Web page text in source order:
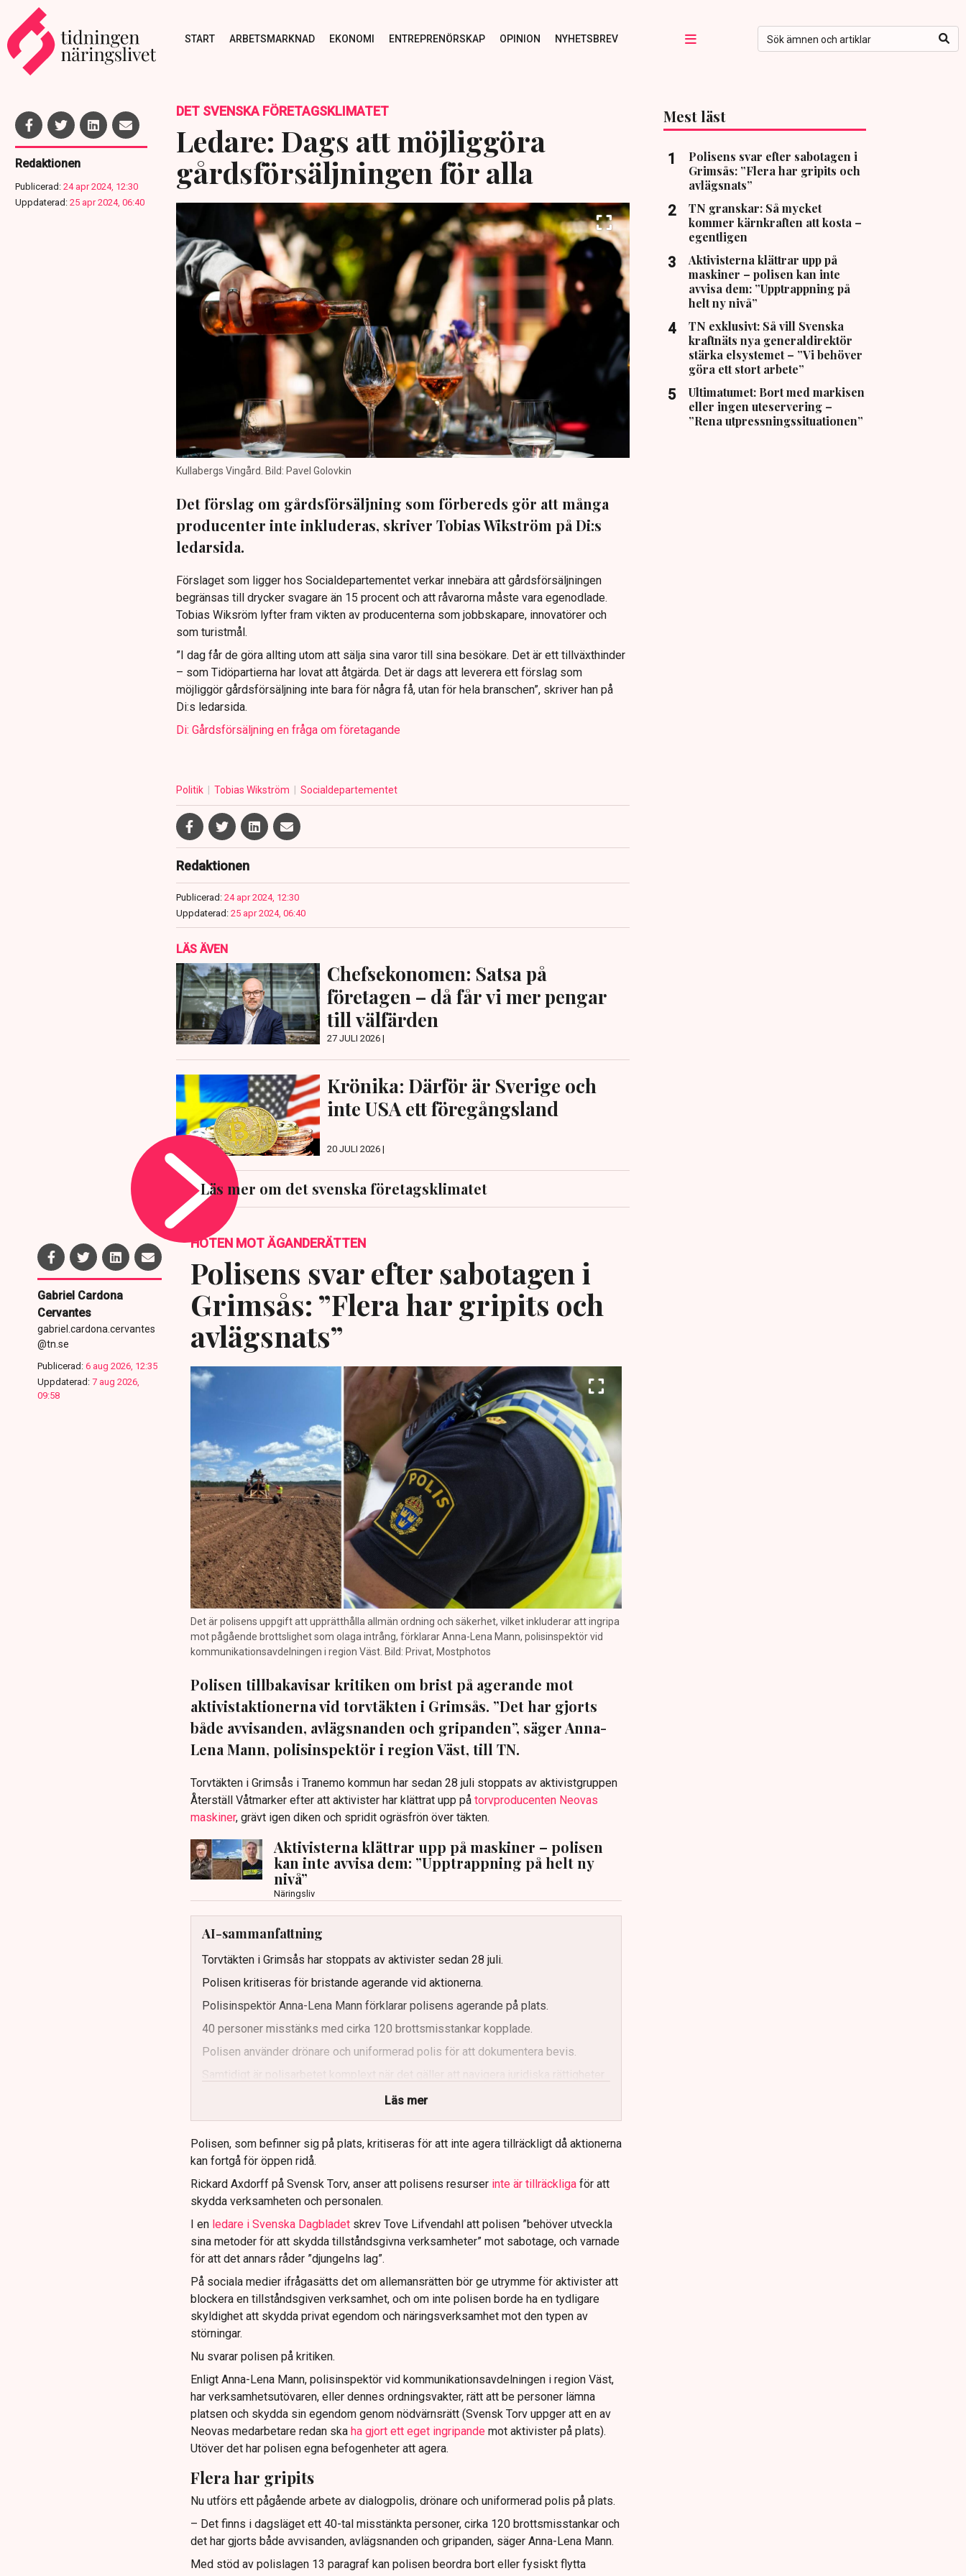
START ARBETSMARKNAD EKONOMI ENTREPRENÖRSKAP OPINION NYHETSBREV
Redaktionen
Publicerad: 24 apr 2024, 12:30
Uppdaterad: 25 apr 2024, 06:40
DET SVENSKA FÖRETAGSKLIMATET
Ledare: Dags att möjliggöra
gårdsförsäljningen för alla
Kullabergs Vingård. Bild: Pavel Golovkin
Det förslag om gårdsförsäljning som förbereds gör att många
producenter inte inkluderas, skriver Tobias Wikström på Di:s
ledarsida.
Förslaget som ligger hos Socialdepartementet verkar innebära att gårdsförsäljningen
begränsas till drycker svagare än 15 procent och att råvarorna måste vara egenodlade.
Tobias Wiksröm lyfter fram vikten av producenterna som jobbskapare, innovatörer och
som turistmål.
”I dag får de göra allting utom att sälja sina varor till sina besökare. Det är ett tillväxthinder
– som Tidöpartierna har lovat att åtgärda. Det är dags att leverera ett förslag som
möjliggör gårdsförsäljning inte bara för några få, utan för hela branschen”, skriver han på
Di:s ledarsida.
Di: Gårdsförsäljning en fråga om företagande
Politik Tobias Wikström Socialdepartementet
Redaktionen
Publicerad: 24 apr 2024, 12:30
Uppdaterad: 25 apr 2024, 06:40
LÄS ÄVEN
Chefsekonomen: Satsa på
företagen – då får vi mer pengar
till välfärden
27 JULI 2026 |
Krönika: Därför är Sverige och
inte USA ett föregångsland
20 JULI 2026 |
Läs mer om det svenska företagsklimatet
Mest läst
Polisens svar efter sabotagen i
Grimsås: ”Flera har gripits och
avlägsnats”
TN granskar: Så mycket
kommer kärnkraften att kosta –
egentligen
Aktivisterna klättrar upp på
maskiner – polisen kan inte
avvisa dem: ”Upptrappning på
helt ny nivå”
TN exklusivt: Så vill Svenska
kraftnäts nya generaldirektör
stärka elsystemet – ”Vi behöver
göra ett stort arbete”
Ultimatumet: Bort med markisen
eller ingen uteservering –
”Rena utpressningssituationen”
Gabriel Cardona
Cervantes
gabriel.cardona.cervantes
@tn.se
Publicerad: 6 aug 2026, 12:35
Uppdaterad: 7 aug 2026,
09:58
HOTEN MOT ÄGANDERÄTTEN
Polisens svar efter sabotagen i
Grimsås: ”Flera har gripits och
avlägsnats”
Det är polisens uppgift att upprätthålla allmän ordning och säkerhet, vilket inkluderar att ingripa
mot pågående brottslighet som olaga intrång, förklarar Anna-Lena Mann, polisinspektör vid
kommunikationsavdelningen i region Väst. Bild: Privat, Mostphotos
Polisen tillbakavisar kritiken om brist på agerande mot
aktivistaktionerna vid torvtäkten i Grimsås. ”Det har gjorts
både avvisanden, avlägsnanden och gripanden”, säger Anna-
Lena Mann, polisinspektör i region Väst, till TN.
Torvtäkten i Grimsås i Tranemo kommun har sedan 28 juli stoppats av aktivistgruppen
Återställ Våtmarker efter att aktivister har klättrat upp påtorvproducenten Neovas
maskiner, grävt igen diken och spridit ogräsfrön över täkten.
Aktivisterna klättrar upp på maskiner – polisen
kan inte avvisa dem: ”Upptrappning på helt ny
nivå”
Näringsliv
AI-sammanfattning
Torvtäkten i Grimsås har stoppats av aktivister sedan 28 juli.
Polisen kritiseras för bristande agerande vid aktionerna.
Polisinspektör Anna-Lena Mann förklarar polisens agerande på plats.
40 personer misstänks med cirka 120 brottsmisstankar kopplade.
Polisen använder drönare och uniformerad polis för att dokumentera bevis.
Samtidigt är polisarbetet komplext när det gäller att navigera juridiska rättigheter
Läs mer
Polisen, som befinner sig på plats, kritiseras för att inte agera tillräckligt då aktionerna
kan fortgå för öppen ridå.
Rickard Axdorff på Svensk Torv, anser att polisens resurser inte är tillräckliga för att
skydda verksamheten och personalen.
I en ledare i Svenska Dagbladet skrev Tove Lifvendahl att polisen ”behöver utveckla
sina metoder för att skydda tillståndsgivna verksamheter” mot sabotage, och varnade
för att det annars råder ”djungelns lag”.
På sociala medier ifrågasätts det om allemansrätten bör ge utrymme för aktivister att
blockera en tillståndsgiven verksamhet, och om inte polisen borde ha en tydligare
skyldighet att skydda privat egendom och näringsverksamhet mot den typen av
störningar.
Nu svarar polisen på kritiken.
Enligt Anna-Lena Mann, polisinspektör vid kommunikationsavdelningen i region Väst,
har verksamhetsutövaren, eller dennes ordningsvakter, rätt att be personer lämna
platsen och skydda sin egendom genom nödvärnsrätt (Svensk Torv uppger att en av
Neovas medarbetare redan ska ha gjort ett eget ingripande mot aktivister på plats).
Utöver det har polisen egna befogenheter att agera.
Flera har gripits
Nu utförs ett pågående arbete av dialogpolis, drönare och uniformerad polis på plats.
– Det finns i dagsläget ett 40-tal misstänkta personer, cirka 120 brottsmisstankar och
det har gjorts både avvisanden, avlägsnanden och gripanden, säger Anna-Lena Mann.
Med stöd av polislagen 13 paragraf kan polisen beordra bort eller fysiskt flytta